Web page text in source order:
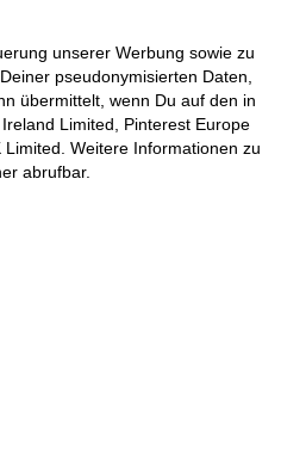
unserer Werbung sowie zu
pseudonymisierten Daten,
übermittelt, wenn Du auf den in
Limited, Pinterest Europe
Weitere Informationen zu
abrufbar.